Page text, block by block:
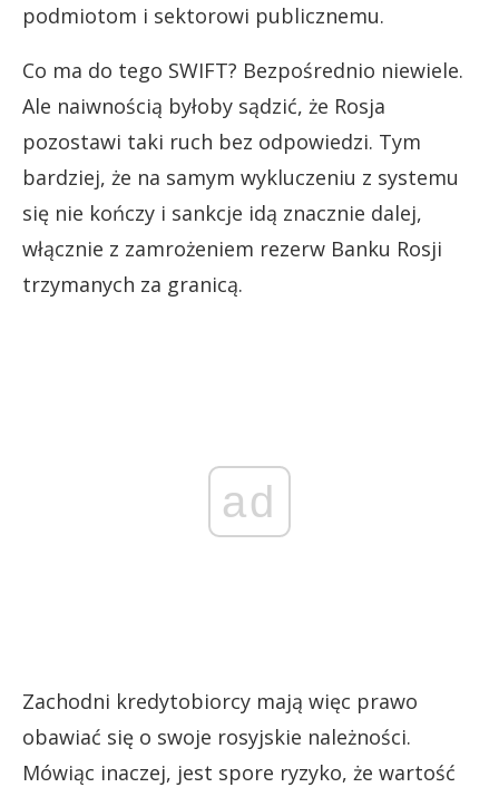
podmiotom i sektorowi publicznemu.
Co ma do tego SWIFT? Bezpośrednio niewiele.
Ale naiwnością byłoby sądzić, że Rosja
pozostawi taki ruch bez odpowiedzi. Tym
bardziej, że na samym wykluczeniu z systemu
się nie kończy i sankcje idą znacznie dalej,
włącznie z zamrożeniem rezerw Banku Rosji
trzymanych za granicą.
ad
Zachodni kredytobiorcy mają więc prawo
obawiać się o swoje rosyjskie należności.
Mówiąc inaczej, jest spore ryzyko, że wartość